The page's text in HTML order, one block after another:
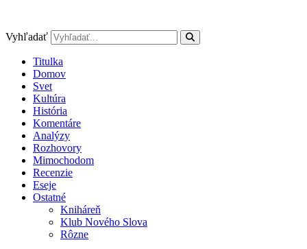
obsah
Vyhľadať
Titulka
Domov
Svet
Kultúra
História
Komentáre
Analýzy
Rozhovory
Mimochodom
Recenzie
Eseje
Ostatné
Kniháreň
Klub Nového Slova
Rôzne